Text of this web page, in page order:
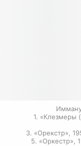
1. «Клезмеры
3. «Орекстр»,
5. «Оркестр»,